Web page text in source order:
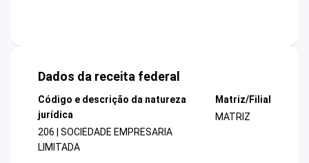
Dados da receita federal
Código e descrição da natureza
jurídica
206 | SOCIEDADE EMPRESARIA
LIMITADA
Matriz/Filial
MATRIZ